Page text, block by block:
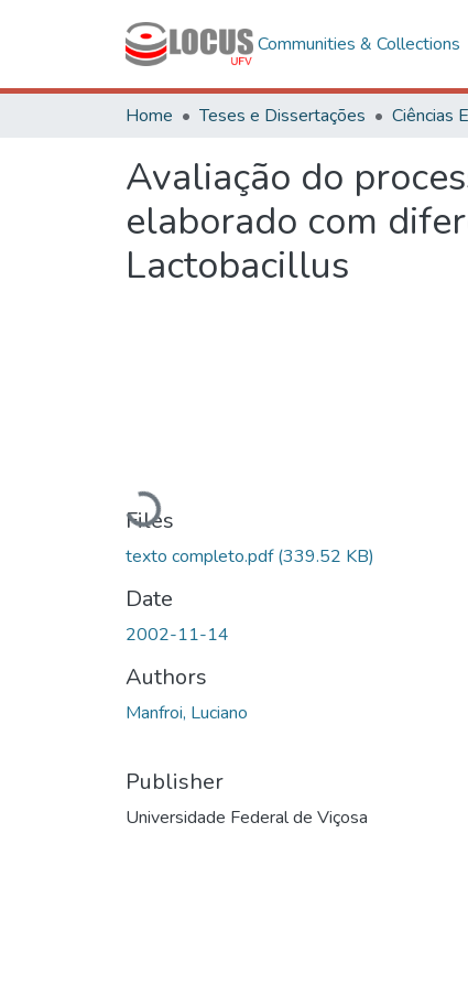
Communities & Collections
Home Teses e Dissertações
Avaliação do
elaborado com
Lactobacillus
Loading...
Files
texto completo.pdf(339.52 KB)
Date
2002-11-14
Authors
Manfroi, Luciano
Publisher
Universidade Federal de Viçosa